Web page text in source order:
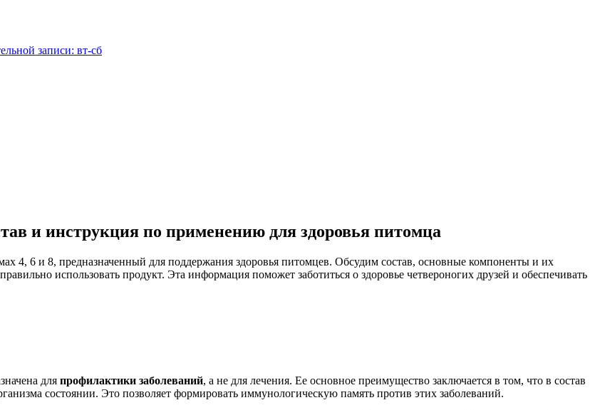
записи: вт-сб
и инструкция по применению для здоровья питомца
4, 6 и 8, предназначенный для поддержания здоровья питомцев. Обсудим состав, основные компоненты и их
использовать продукт. Эта информация поможет заботиться о здоровье четвероногих друзей и обеспечивать
для профилактики заболеваний, а не для лечения. Ее основное преимущество заключается в том, что в состав
состоянии. Это позволяет формировать иммунологическую память против этих заболеваний.